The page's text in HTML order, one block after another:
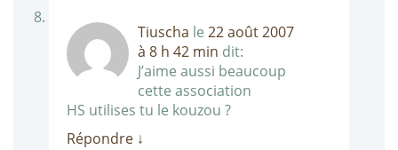
Tiuscha le 22 août 2007
à 8 h 42 min dit:
J’aime aussi beaucoup
cette association
HS utilises tu le kouzou ?
Répondre ↓